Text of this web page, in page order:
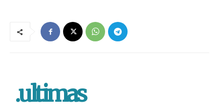
.ultimas